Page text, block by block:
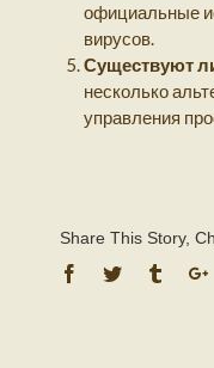
официальные
вирусов.
Существуют
несколько
управления
Share This Story,